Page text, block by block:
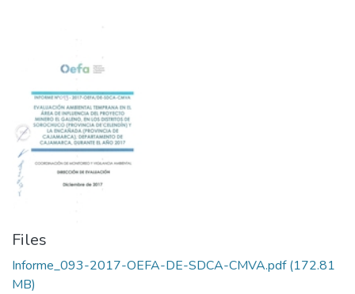
Files
Informe_093-2017-OEFA-DE-SDCA-CMVA.pdf(172.81
MB)